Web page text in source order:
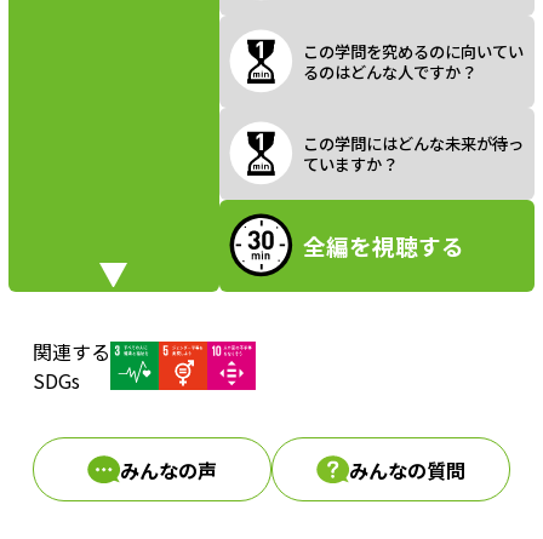
y
V
i
e
この学問を究めるのに向いてい
るのはどんな人ですか？
この学問にはどんな未来が待っ
ていますか？
全編を視聴する
関連する
SDGs
みんなの声 みんなの質問